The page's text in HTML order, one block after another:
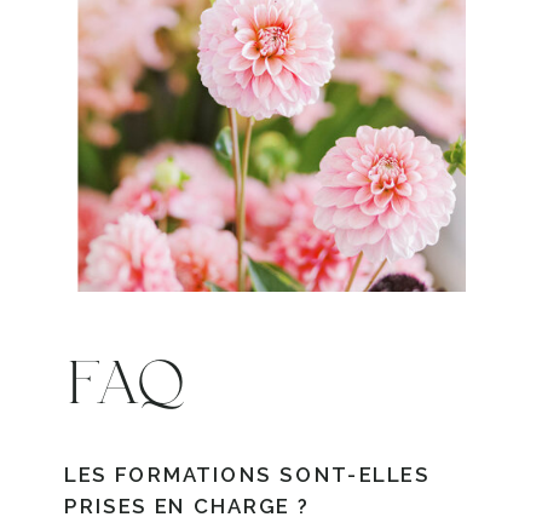
FAQ
LES FORMATIONS SONT-ELLES
PRISES EN CHARGE ?